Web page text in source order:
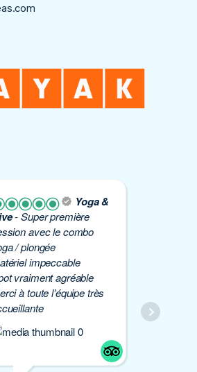
Yoga &
- Super première
avec le combo
/ plongée
impeccable
vraiment agréable
à toute l’équipe très